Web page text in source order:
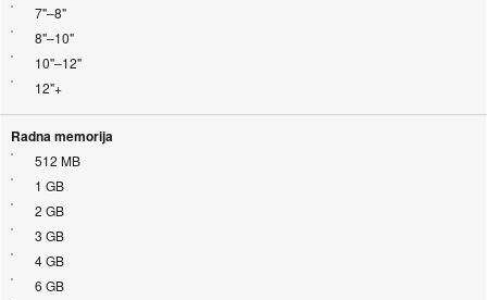
7"–8"
8"–10"
10"–12"
12"+
Radna memorija
512 MB
1 GB
2 GB
3 GB
4 GB
6 GB